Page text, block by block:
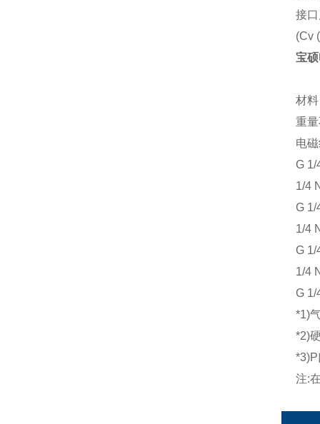
接
(Cv
宝
材
重
电
G 1/
1/4
G 1/
1/4
G 1/
1/4
G 1/
*1)
*2)
注: